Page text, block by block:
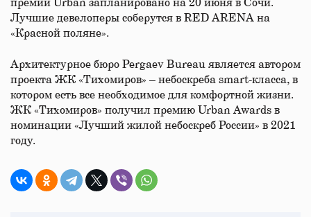
премии Urban запланировано на 20 июня в Сочи.
Лучшие девелоперы соберутся в RED ARENA на
«Красной поляне».
Архитектурное бюро Pergaev Bureau является автором
проекта ЖК «Тихомиров» – небоскреба smart-класса, в
котором есть все необходимое для комфортной жизни.
ЖК «Тихомиров» получил премию Urban Awards в
номинации «Лучший жилой небоскреб России» в 2021
году.